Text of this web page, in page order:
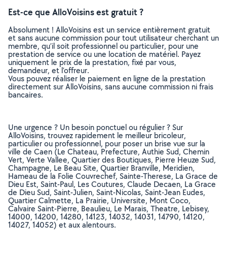
Est-ce que AlloVoisins est gratuit ?
Absolument ! AlloVoisins est un service entièrement gratuit
et sans aucune commission pour tout utilisateur cherchant un
membre, qu’il soit professionnel ou particulier, pour une
prestation de service ou une location de matériel. Payez
uniquement le prix de la prestation, fixé par vous,
demandeur, et l’offreur.
Vous pouvez réaliser le paiement en ligne de la prestation
directement sur AlloVoisins, sans aucune commission ni frais
bancaires.
Une urgence ? Un besoin ponctuel ou régulier ? Sur
AlloVoisins, trouvez rapidement le meilleur bricoleur,
particulier ou professionnel, pour poser un brise vue sur la
ville de Caen (Le Chateau, Prefecture, Authie Sud, Chemin
Vert, Verte Vallee, Quartier des Boutiques, Pierre Heuze Sud,
Champagne, Le Beau Site, Quartier Branville, Meridien,
Hameau de la Folie Couvrechef, Sainte-Therese, La Grace de
Dieu Est, Saint-Paul, Les Coutures, Claude Decaen, La Grace
de Dieu Sud, Saint-Julien, Saint-Nicolas, Saint-Jean Eudes,
Quartier Calmette, La Prairie, Universite, Mont Coco,
Calvaire Saint-Pierre, Beaulieu, Le Marais, Theatre, Lebisey,
14000, 14200, 14280, 14123, 14032, 14031, 14790, 14120,
14027, 14052) et aux alentours.